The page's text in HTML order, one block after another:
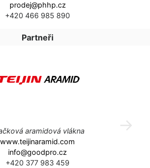
prodej@phhp.cz
+420 466 985 890
Partneři
aramidová vlákna
www.teijinaramid.com
info@goodpro.cz
+420 377 983 459